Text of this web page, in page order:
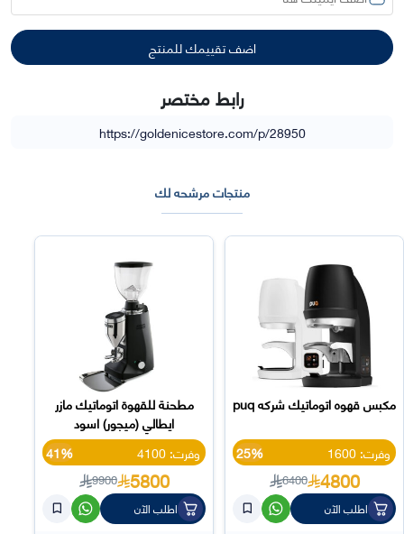
رابط مختصر
https://goldenicestore.com/p/28950
منتجات مرشحه لك
مكبس قهوه اتوماتيك شركه puq
وفرت: 1600 25%
4800
6400
اطلب الآن
مطحنة للقهوة اتوماتيك مازر
ايطالي (ميجور) اسود
وفرت: 4100
41%
5800
9900
اطلب الآن